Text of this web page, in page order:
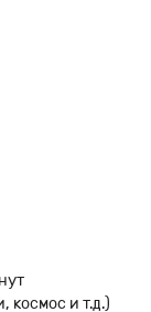
космос и т.д.)